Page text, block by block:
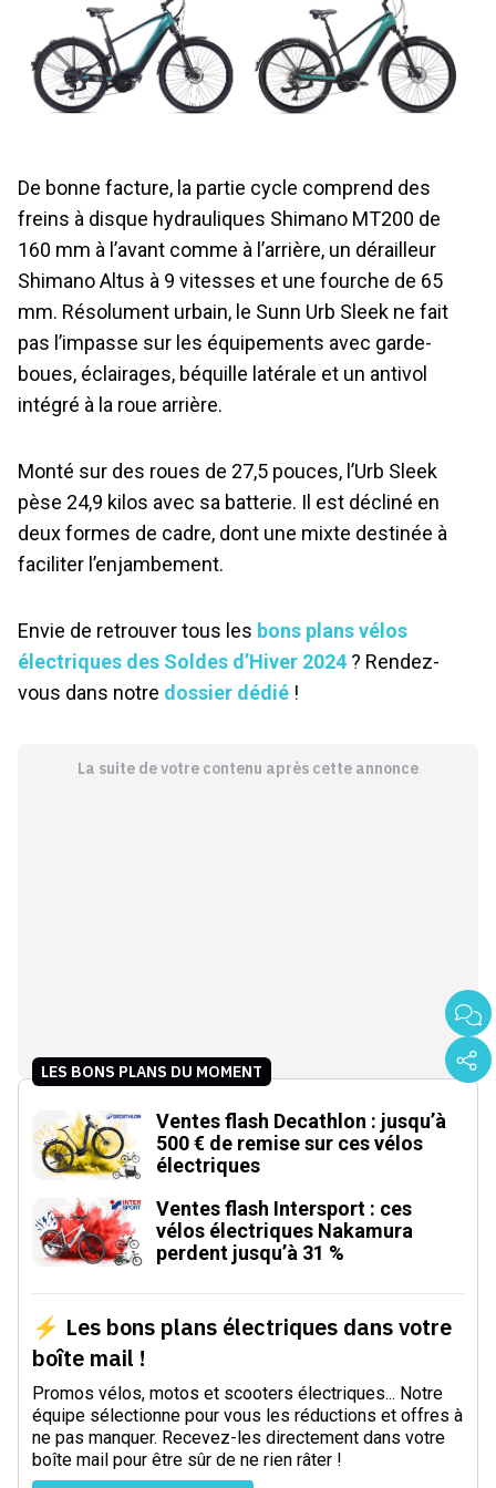
De bonne facture, la partie cycle comprend des
freins à disque hydrauliques Shimano MT200 de
160 mm à l’avant comme à l’arrière, un dérailleur
Shimano Altus à 9 vitesses et une fourche de 65
mm. Résolument urbain, le Sunn Urb Sleek ne fait
pas l’impasse sur les équipements avec garde-
boues, éclairages, béquille latérale et un antivol
intégré à la roue arrière.
Monté sur des roues de 27,5 pouces, l’Urb Sleek
pèse 24,9 kilos avec sa batterie. Il est décliné en
deux formes de cadre, dont une mixte destinée à
faciliter l’enjambement.
Envie de retrouver tous les bons plans vélos
électriques des Soldes d’Hiver 2024 ? Rendez-
vous dans notre dossier dédié !
La suite de votre contenu après cette annonce
LES BONS PLANS DU MOMENT
Ventes flash Decathlon : jusqu’à
500 € de remise sur ces vélos
électriques
Ventes flash Intersport : ces
vélos électriques Nakamura
perdent jusqu’à 31 %
⚡ Les bons plans électriques dans votre
boîte mail !
Promos vélos, motos et scooters électriques... Notre
équipe sélectionne pour vous les réductions et offres à
ne pas manquer. Recevez-les directement dans votre
boîte mail pour être sûr de ne rien râter !